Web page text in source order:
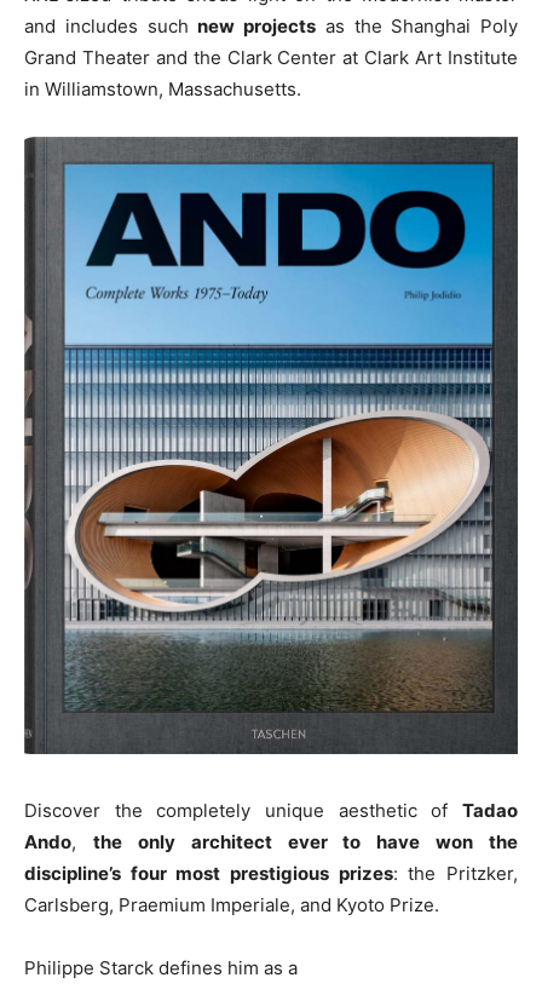
and includes suchnew projects as the Shanghai Poly
Grand Theater and the Clark Center at Clark Art Institute
in Williamstown, Massachusetts.
Discover the completely unique aesthetic of Tadao
Ando, the only architect ever to have won the
discipline’s four most prestigious prizes: the Pritzker,
Carlsberg, Praemium Imperiale, and Kyoto Prize.
Philippe Starck defines him as a